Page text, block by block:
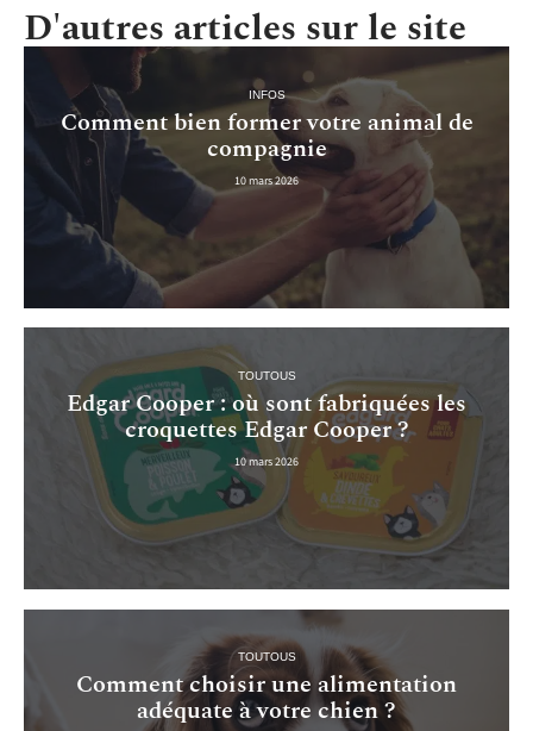
D'autres articles sur le site
INFOS
Comment bien former votre animal de
compagnie
10 mars 2026
TOUTOUS
Edgar Cooper : où sont fabriquées les
croquettes Edgar Cooper ?
10 mars 2026
TOUTOUS
Comment choisir une alimentation
adéquate à votre chien ?